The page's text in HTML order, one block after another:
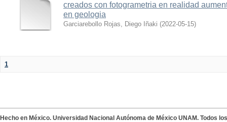
creados con fotogrametria en realidad
en geologia
Garciarebollo Rojas, Diego Iñaki (2022-05-15)
1
Hecho en México. Universidad Nacional Autónoma de México UNAM. Todos